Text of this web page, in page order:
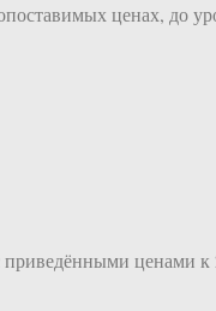
ценах, до
приведёнными ценами к